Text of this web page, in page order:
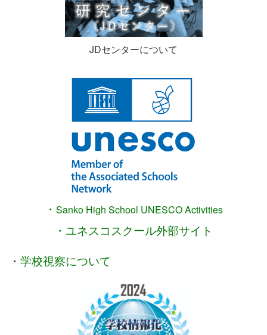
JDセンターについて
・ Sanko High School UNESCO Activities
・ユネスコスクール外部サイト
・ 学校視察について